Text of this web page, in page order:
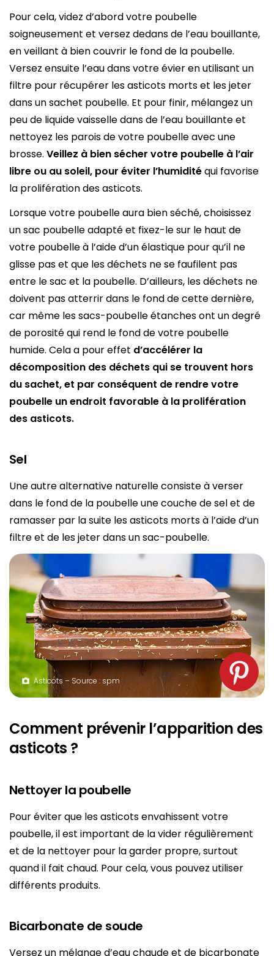
Pour cela, videz d’abord votre poubelle
soigneusement et versez dedans de l’eau bouillante,
en veillant à bien couvrir le fond de la poubelle.
Versez ensuite l’eau dans votre évier en utilisant un
filtre pour récupérer les asticots morts et les jeter
dans un sachet poubelle. Et pour finir, mélangez un
peu de liquide vaisselle dans de l’eau bouillante et
nettoyez les parois de votre poubelle avec une
brosse. Veillez à bien sécher votre poubelle à l’air
libre ou au soleil, pour éviter l’humiditéqui favorise
la prolifération des asticots.
Lorsque votre poubelle aura bien séché, choisissez
un sac poubelle adapté et fixez-le sur le haut de
votre poubelle à l’aide d’un élastique pour qu’il ne
glisse pas et que les déchets ne se faufilent pas
entre le sac et la poubelle. D’ailleurs, les déchets ne
doivent pas atterrir dans le fond de cette dernière,
car même les sacs-poubelle étanches ont un degré
de porosité qui rend le fond de votre poubelle
humide. Cela a pour effet d’accélérer la
décomposition des déchets qui se trouvent hors
du sachet, et par conséquent de rendre votre
poubelle un endroit favorable à la prolifération
des asticots.
Sel
Une autre alternative naturelle consiste à verser
dans le fond de la poubelle une couche de sel et de
ramasser par la suite les asticots morts à l’aide d’un
filtre et de les jeter dans un sac-poubelle.
Asticots – Source : spm
Comment prévenir l’apparition des
asticots ?
Nettoyer la poubelle
Pour éviter que les asticots envahissent votre
poubelle, il est important de la vider régulièrement
et de la nettoyer pour la garder propre, surtout
quand il fait chaud. Pour cela, vous pouvez utiliser
différents produits.
Bicarbonate de soude
Versez un mélange d’eau chaude et de bicarbonate